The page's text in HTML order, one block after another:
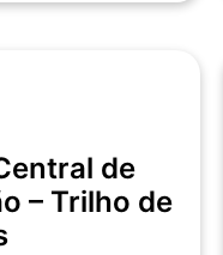
de
– Trilho de